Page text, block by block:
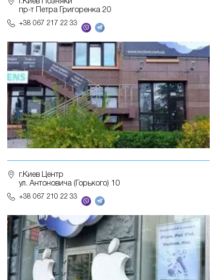
пр-т Петра Григоренка 20
+38 067 217 22 33
г.Киев Центр
ул. Антоновича (Горького) 10
+38 067 210 22 33